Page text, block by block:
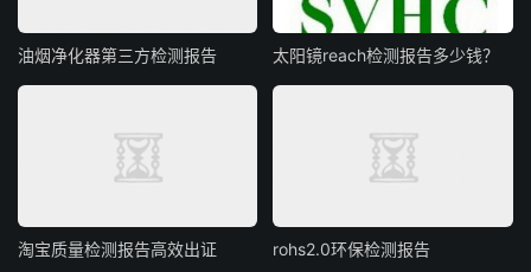
油烟净化器第三方检测报告 太阳镜reach检测报告多少钱？
淘宝质量检测报告高效出证 rohs2.0环保检测报告